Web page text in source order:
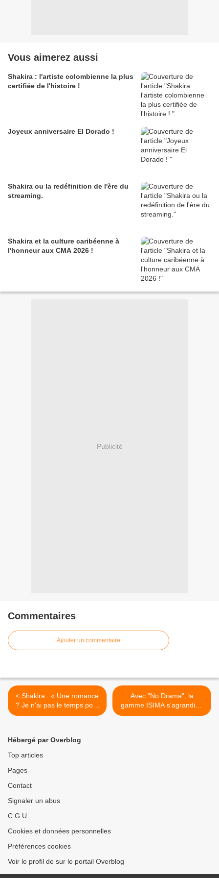
Vous aimerez aussi
Shakira : l'artiste colombienne la plus
certifiée de l'histoire !
Joyeux anniversaire El Dorado !
Shakira ou la redéfinition de l'ère du
streaming.
Shakira et la culture caribéenne à
l'honneur aux CMA 2026 !
Publicité
Commentaires
Ajouter un commentaire
< Shakira : « Une romance
? Je n'ai pas le temps pour
ça »
Avec "No Drama", la
gamme ISIMA s'agrandie !
>
Hébergé par Overblog
Top articles
Pages
Contact
Signaler un abus
C.G.U.
Cookies et données personnelles
Préférences cookies
Voir le profil de sur le portail Overblog